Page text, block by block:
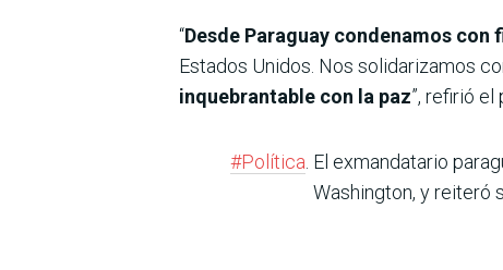
“Desde Paraguay condenamos
Estados Unidos. Nos solidarizamos
inquebrantable con la paz”, refirió
#Política . El exmandatario
Washington, y reiteró